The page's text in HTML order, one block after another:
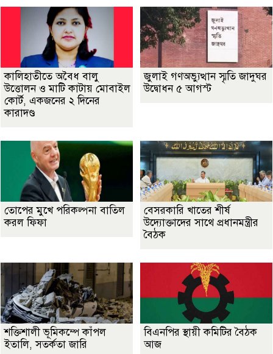
কালিহাতীতে অবৈধ বালু
উত্তোলন ও মাটি কাটায় মোবাইল
কোর্ট, একজনের ২ দিনের
কারাদণ্ড
জুলাই গণঅভ্যুত্থান স্মৃতি জাদুঘর
উদ্বোধন ৫ আগস্ট
তোপের মুখে পরিকল্পনা বাতিল
করল ফিফা
বেসরকারি খাতের শীর্ষ
উদ্যোক্তাদের সাথে প্রধানমন্ত্রীর
বৈঠক
শক্তিশালী ভূমিকম্পে কাঁপল
ইতালি, সতর্কতা জারি
বিএনপির স্থায়ী কমিটির বৈঠক
আজ